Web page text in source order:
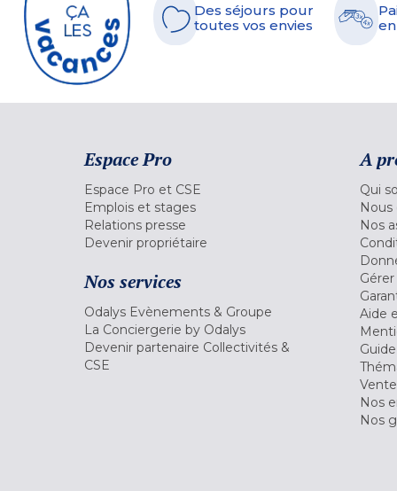
Des séjours pour
toutes vos envies
Espace Pro
Espace Pro et CSE
Emplois et stages
Relations presse
Devenir propriétaire
Nos services
Odalys Evènements & Groupe
La Conciergerie by Odalys
Devenir partenaire Collectivités &
CSE
A
Qui
Nos
Aide
Nos
Nos